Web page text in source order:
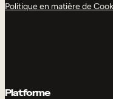
Politique en matière de
Platforme